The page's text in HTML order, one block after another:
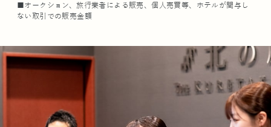
■オークション、旅行業者による販売、個人売買等、ホテルが関与し
ない取引での販売金額